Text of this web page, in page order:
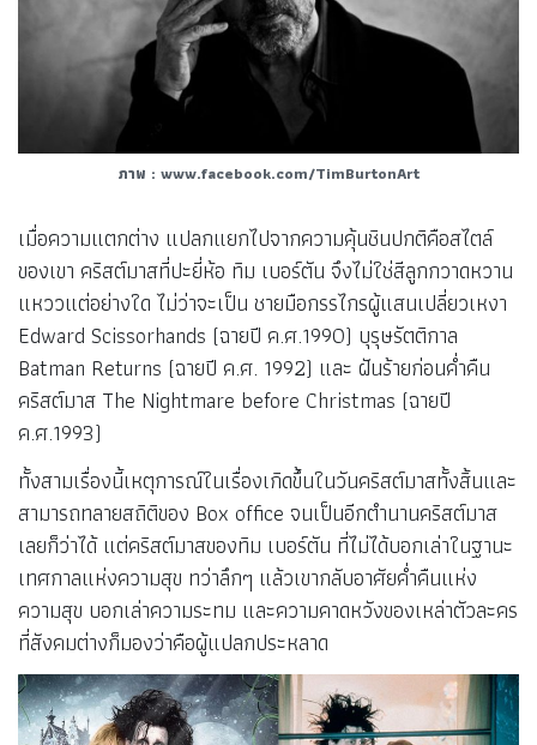
ภาพ : www.facebook.com/TimBurtonArt
เมื่อความแตกต่าง แปลกแยกไปจากความคุ้นชินปกติคือสไตล์
ของเขา คริสต์มาสที่ปะยี่ห้อ ทิม เบอร์ตัน จึงไม่ใช่สีลูกกวาดหวาน
แหววแต่อย่างใด ไม่ว่าจะเป็น ชายมือกรรไกรผู้แสนเปลี่ยวเหงา
Edward Scissorhands (ฉายปี ค.ศ.1990) บุรุษรัตติกาล
Batman Returns (ฉายปี ค.ศ. 1992) และ ฝันร้ายก่อนค่ำคืน
คริสต์มาส The Nightmare before Christmas (ฉายปี
ค.ศ.1993)
ทั้งสามเรื่องนี้เหตุการณ์ในเรื่องเกิดขึ้นในวันคริสต์มาสทั้งสิ้นและ
สามารถทลายสถิติของ Box office จนเป็นอีกตำนานคริสต์มาส
เลยก็ว่าได้ แต่คริสต์มาสของทิม เบอร์ตัน ที่ไม่ได้บอกเล่าในฐานะ
เทศกาลแห่งความสุข ทว่าลึกๆ แล้วเขากลับอาศัยค่ำคืนแห่ง
ความสุข บอกเล่าความระทม และความคาดหวังของเหล่าตัวละคร
ที่สังคมต่างก็มองว่าคือผู้แปลกประหลาด